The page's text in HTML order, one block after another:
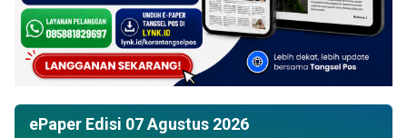
ePaper Edisi 07 Agustus 2026